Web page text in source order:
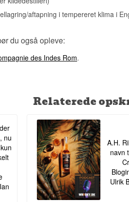
aftapning i tempereret klima i
du også opleve:
des Indes Rom.
Relaterede
nu
A.H.
navn
Ulrik